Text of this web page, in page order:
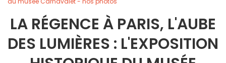
LA RÉGENCE À PARIS, L'AUBE
DES LUMIÈRES : L'EXPOSITION